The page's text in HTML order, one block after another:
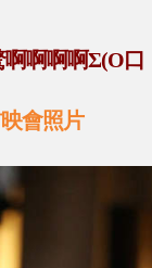
啊啊啊Σ(O口
會照片